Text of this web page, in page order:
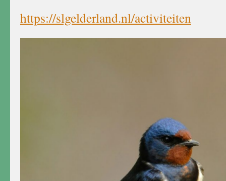
https://slgelderland.nl/activiteiten